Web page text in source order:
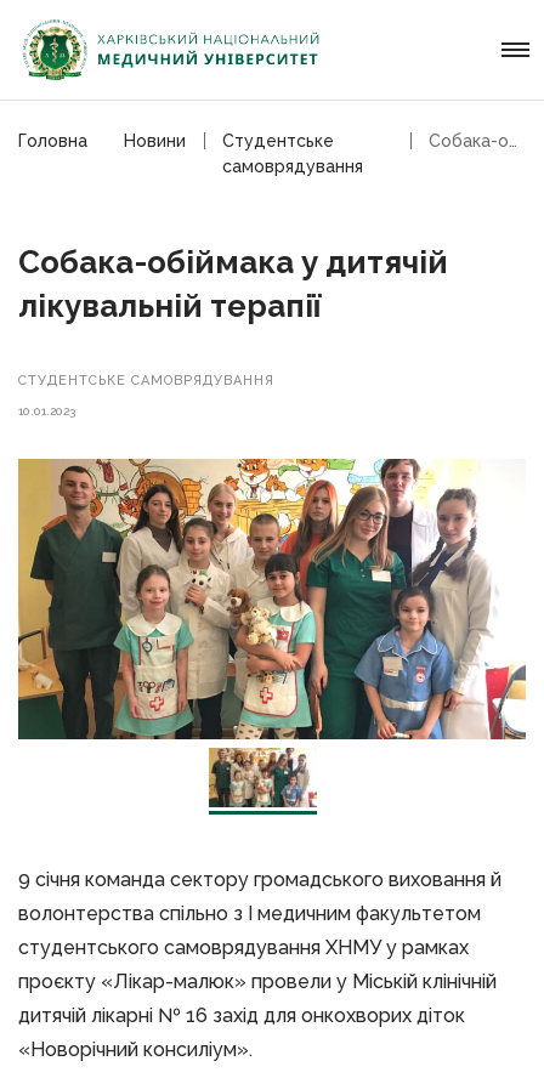
Головна Новини
Студентське
самоврядування
Собака-обіймака у дитячій
лікувальній терапії
СТУДЕНТСЬКЕ САМОВРЯДУВАННЯ
10.01.2023
9 січня команда сектору громадського виховання й
волонтерства спільно з І медичним факультетом
студентського самоврядування ХНМУ у рамках
проєкту «Лікар-малюк» провели у Міській клінічній
дитячій лікарні № 16 захід для онкохворих діток
«Новорічний консиліум».